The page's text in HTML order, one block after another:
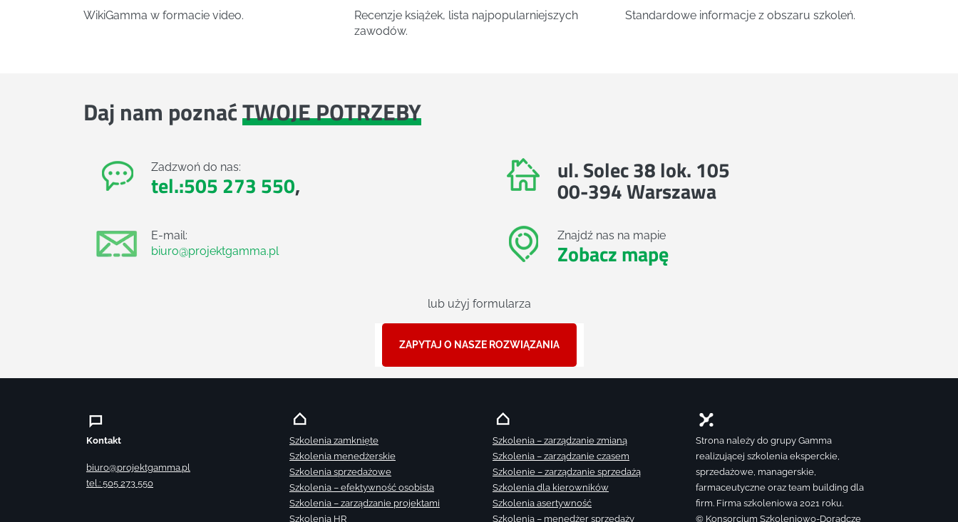
WikiGamma w formacie video.
Recenzje książek, lista najpopularniejszych
zawodów.
Standardowe informacje z obszaru szkoleń.
Daj nam poznaćTWOJE POTRZEBY
Zadzwoń do nas:
tel.:505 273 550,
E-mail:
biuro@projektgamma.pl
ul. Solec 38 lok. 105
00-394 Warszawa
Znajdź nas na mapie
Zobacz mapę
lub użyj formularza
ZAPYTAJ O NASZE ROZWIĄZANIA
Kontakt
biuro@projektgamma.pl
tel.: 505 273 550
Szkolenia zamknięte
Szkolenia menedżerskie
Szkolenia sprzedażowe
Szkolenia – efektywność osobista
Szkolenia – zarządzanie projektami
Szkolenia HR
Szkolenia – zarządzanie zmianą
Szkolenia – zarządzanie czasem
Szkolenie – zarządzanie sprzedażą
Szkolenia dla kierowników
Szkolenia asertywność
Szkolenia – menedżer sprzedaży
Strona należy do grupy Gamma
realizującej szkolenia eksperckie,
sprzedażowe, managerskie,
farmaceutyczne oraz team building dla
firm. Firma szkoleniowa 2021 roku.
© Konsorcjum Szkoleniowo-Doradcze